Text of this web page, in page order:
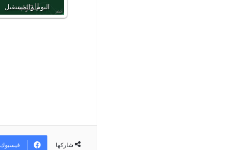
اليوم والمستقبل
شاركها فيسبوك